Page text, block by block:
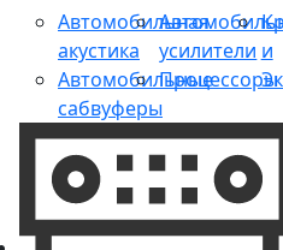
Автомобильная
акустика
Автомобильные
сабвуферы
усилители
Процессоры
и